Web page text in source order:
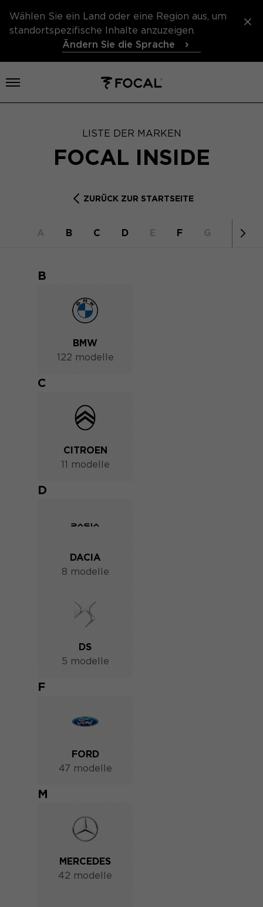
Wählen Sie ein Land oder eine Region aus, um
standortspezifische Inhalte anzuzeigen.
Ändern Sie die Sprache
Menü öffnen
LISTE DER MARKEN
FOCAL INSIDE
ZURÜCK ZUR STARTSEITE
A B C D E F G
B
BMW
122 modelle
C
CITROEN
11 modelle
D
DACIA
8 modelle
DS
5 modelle
F
FORD
47 modelle
M
MERCEDES
42 modelle